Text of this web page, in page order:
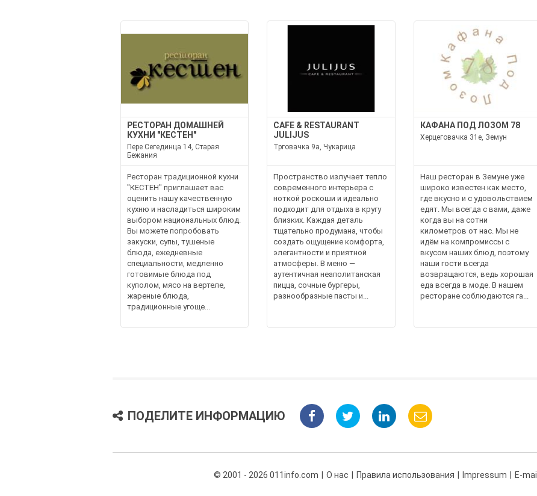
РЕСТОРАН ДОМАШНЕЙ
КУХНИ "КЕСТЕН"
Пере Сегединца 14, Старая
Бежания
Ресторан традиционной кухни
"КЕСТЕН" приглашает вас
оценить нашу качественную
кухню и насладиться широким
выбором национальных блюд.
Вы можете попробовать
закуски, супы, тушеные
блюда, ежедневные
специальности, медленно
готовимые блюда под
куполом, мясо на вертеле,
жареные блюда,
традиционные угоще...
CAFE & RESTAURANT
JULIJUS
Трговачка 9а, Чукарица
Пространство излучает тепло
современного интерьера с
ноткой роскоши и идеально
подходит для отдыха в кругу
близких. Каждая деталь
тщательно продумана, чтобы
создать ощущение комфорта,
элегантности и приятной
атмосферы. В меню —
аутентичная неаполитанская
пицца, сочные бургеры,
разнообразные пасты и...
КАФАНА ПОД ЛОЗОМ 78
Херцеговачка 31e, Земун
Наш ресторан в Земуне уже
широко известен как место,
где вкусно и с удовольствием
едят. Мы всегда с вами, даже
когда вы на сотни
километров от нас. Мы не
идём на компромиссы с
вкусом наших блюд, поэтому
наши гости всегда
возвращаются, ведь хорошая
еда всегда в моде. В нашем
ресторане соблюдаются га...
ПОДЕЛИТЕ ИНФОРМАЦИЮ
© 2001 - 2026 011info.com О нас Правила использования Impressum E-mail